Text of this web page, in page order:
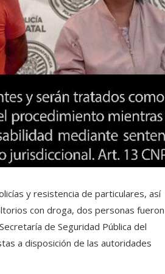
y resistencia de particulares, así
con droga, dos personas fueron
de Seguridad Pública del
a disposición de las autoridades